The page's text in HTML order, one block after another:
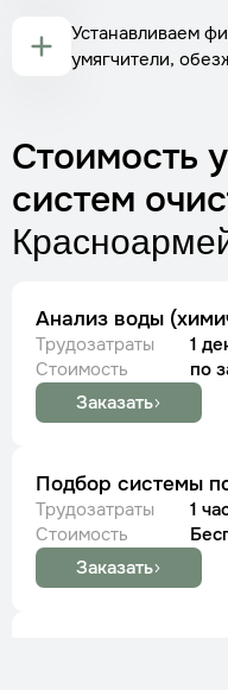
Устанавливаем
умягчители,
Стоимость
систем
Анализ воды
Трудозатраты
1
Стоимость
по
Заказать
Подбор системы
Трудозатраты
1
Стоимость
Заказать